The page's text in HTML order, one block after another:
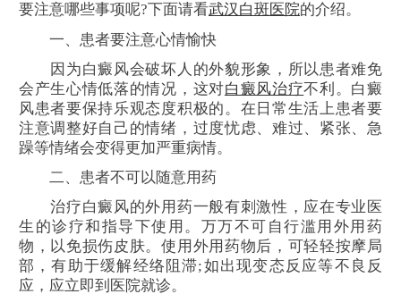
要注意哪些事项呢?下面请看武汉白斑医院的介绍。
一、患者要注意心情愉快
因为白癜风会破坏人的外貌形象，所以患者难免
会产生心情低落的情况，这对白癜风治疗不利。白癜
风患者要保持乐观态度积极的。在日常生活上患者要
注意调整好自己的情绪，过度忧虑、难过、紧张、急
躁等情绪会变得更加严重病情。
二、患者不可以随意用药
治疗白癜风的外用药一般有刺激性，应在专业医
生的诊疗和指导下使用。万万不可自行滥用外用药
物，以免损伤皮肤。使用外用药物后，可轻轻按摩局
部，有助于缓解经络阻滞;如出现变态反应等不良反
应，应立即到医院就诊。